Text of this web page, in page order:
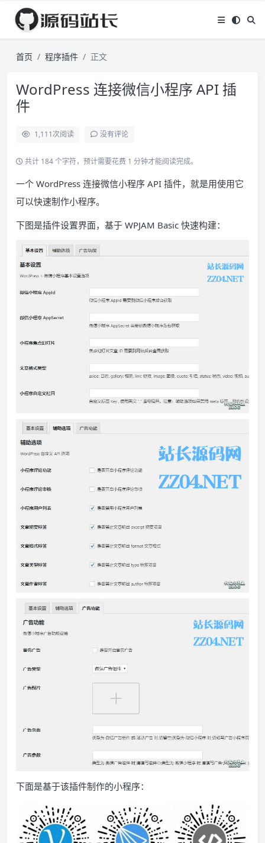
首页 程序插件 正文
WordPress 连接微信小程序 API 插
件
1,111次阅读 没有评论
共计 184 个字符，预计需要花费 1 分钟才能阅读完成。
一个 WordPress 连接微信小程序 API 插件，就是用使用它
可以快速制作小程序。
下图是插件设置界面，基于 WPJAM Basic 快速构建：
下面是基于该插件制作的小程序：